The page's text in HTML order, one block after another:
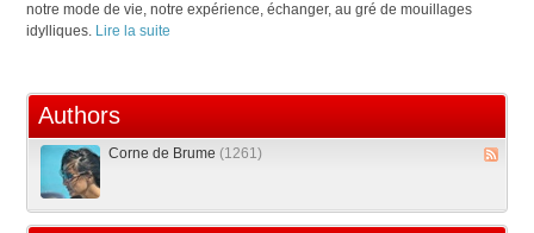
notre mode de vie, notre expérience, échanger, au gré de mouillages
idylliques. Lire la suite
Authors
Corne de Brume (1261)